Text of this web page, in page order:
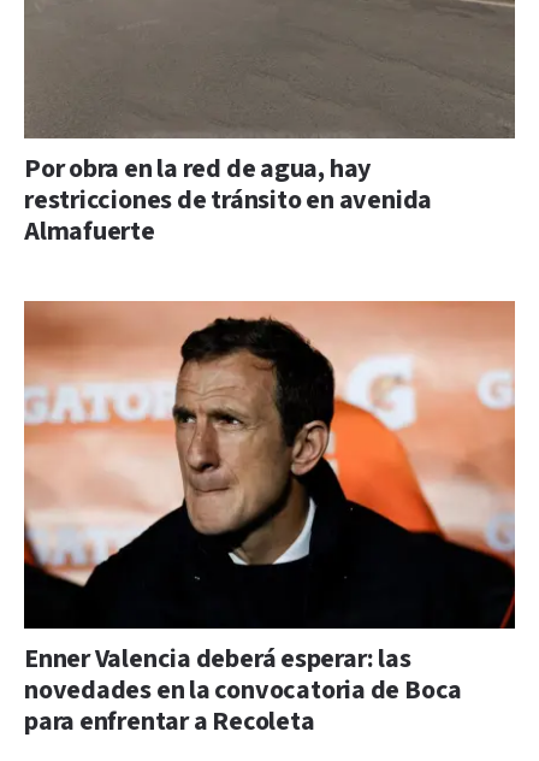
Por obra en la red de agua, hay
restricciones de tránsito en avenida
Almafuerte
Enner Valencia deberá esperar: las
novedades en la convocatoria de Boca
para enfrentar a Recoleta